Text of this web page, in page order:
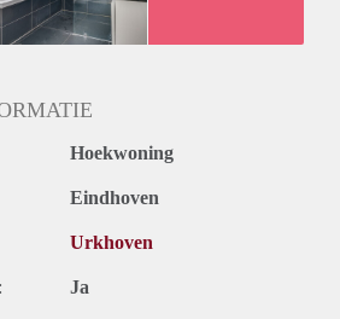
Hoekwoning
Eindhoven
Urkhoven
Ja